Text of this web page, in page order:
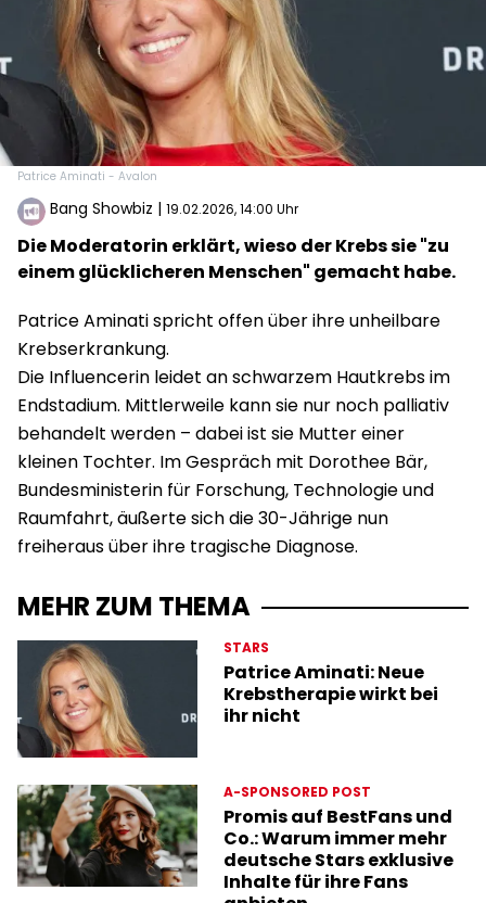
Patrice Aminati - Avalon
Bang Showbiz | 19.02.2026, 14:00 Uhr
Die Moderatorin erklärt, wieso der Krebs sie "zu
einem glücklicheren Menschen" gemacht habe.
Patrice Aminati spricht offen über ihre unheilbare
Krebserkrankung.
Die Influencerin leidet an schwarzem Hautkrebs im
Endstadium. Mittlerweile kann sie nur noch palliativ
behandelt werden – dabei ist sie Mutter einer
kleinen Tochter. Im Gespräch mit Dorothee Bär,
Bundesministerin für Forschung, Technologie und
Raumfahrt, äußerte sich die 30-Jährige nun
freiheraus über ihre tragische Diagnose.
MEHR ZUM THEMA
STARS
Patrice Aminati: Neue
Krebstherapie wirkt bei
ihr nicht
A-SPONSORED POST
Promis auf BestFans und
Co.: Warum immer mehr
deutsche Stars exklusive
Inhalte für ihre Fans